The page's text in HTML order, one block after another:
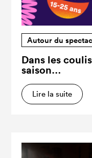
Autour du
Dans les
saison…
Lire la suite